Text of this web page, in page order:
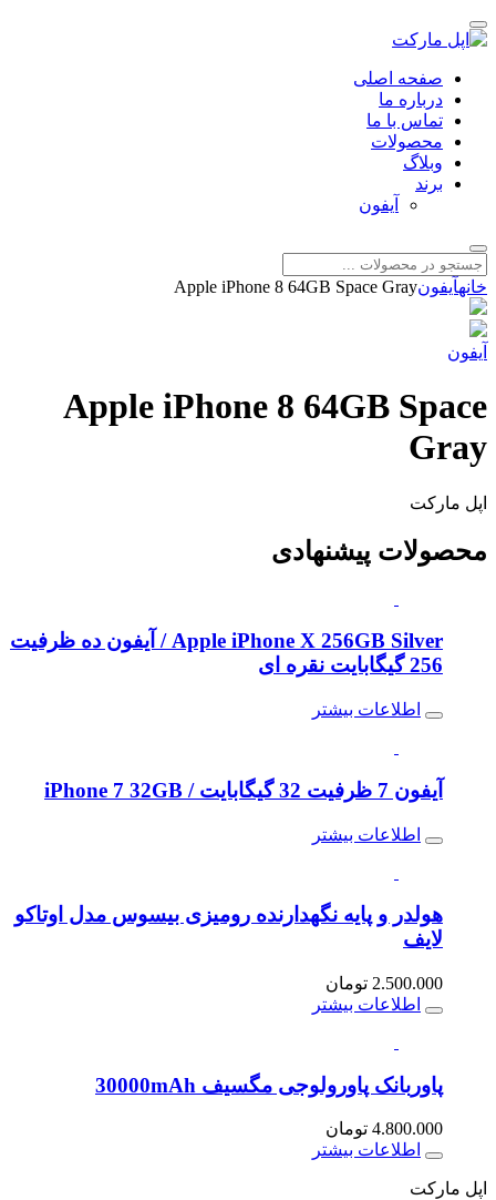
صفحه اصلی
درباره ما
تماس با ما
محصولات
وبلاگ
برند
آیفون
خانهآیفونApple iPhone 8 64GB Space Gray
آیفون
Apple iPhone 8 64GB Space
Gray
اپل مارکت
محصولات پیشنهادی
Apple iPhone X 256GB Silver / آیفون ده ظرفیت
256 گیگابایت نقره ای
اطلاعات بیشتر
آیفون 7 ظرفیت 32 گیگابایت / iPhone 7 32GB
اطلاعات بیشتر
هولدر و پایه نگهدارنده رومیزی بیسوس مدل اوتاکو
لایف
2.500.000 تومان
اطلاعات بیشتر
پاوربانک پاورولوجی مگسیف 30000mAh
4.800.000 تومان
اطلاعات بیشتر
اپل مارکت